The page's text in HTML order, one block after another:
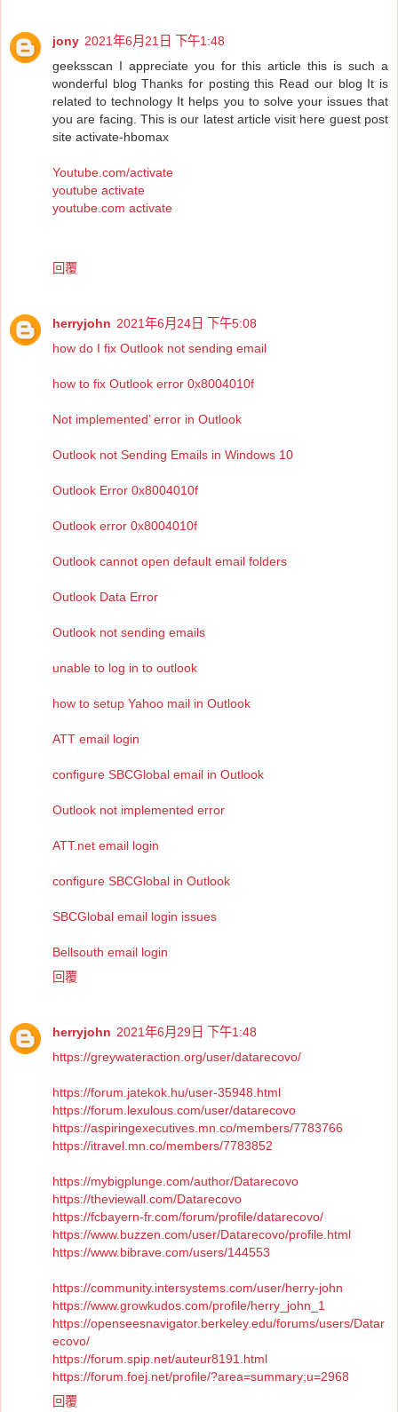
jony 2021年6月21日 下午1:48
geeksscan I appreciate you for this article this is such a
wonderful blog Thanks for posting this Read our blog It is
related to technology It helps you to solve your issues that
you are facing. This is our latest article visit here guest post
site activate-hbomax
Youtube.com/activate
youtube activate
youtube.com activate
回覆
herryjohn 2021年6月24日 下午5:08
how do I fix Outlook not sending email
how to fix Outlook error 0x8004010f
Not implemented’ error in Outlook
Outlook not Sending Emails in Windows 10
Outlook Error 0x8004010f
Outlook error 0x8004010f
Outlook cannot open default email folders
Outlook Data Error
Outlook not sending emails
unable to log in to outlook
how to setup Yahoo mail in Outlook
ATT email login
configure SBCGlobal email in Outlook
Outlook not implemented error
ATT.net email login
configure SBCGlobal in Outlook
SBCGlobal email login issues
Bellsouth email login
回覆
herryjohn 2021年6月29日 下午1:48
https://greywateraction.org/user/datarecovo/
https://forum.jatekok.hu/user-35948.html
https://forum.lexulous.com/user/datarecovo
https://aspiringexecutives.mn.co/members/7783766
https://itravel.mn.co/members/7783852
https://mybigplunge.com/author/Datarecovo
https://theviewall.com/Datarecovo
https://fcbayern-fr.com/forum/profile/datarecovo/
https://www.buzzen.com/user/Datarecovo/profile.html
https://www.bibrave.com/users/144553
https://community.intersystems.com/user/herry-john
https://www.growkudos.com/profile/herry_john_1
https://openseesnavigator.berkeley.edu/forums/users/Datar
ecovo/
https://forum.spip.net/auteur8191.html
https://forum.foej.net/profile/?area=summary;u=2968
回覆